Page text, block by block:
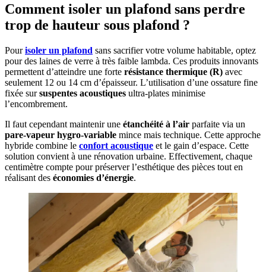
Comment isoler un plafond sans perdre
trop de hauteur sous plafond ?
Pourisoler un plafond sans sacrifier votre volume habitable, optez
pour des laines de verre à très faible lambda. Ces produits innovants
permettent d’atteindre une forte résistance thermique (R) avec
seulement 12 ou 14 cm d’épaisseur. L’utilisation d’une ossature fine
fixée sursuspentes acoustiques ultra-plates minimise
l’encombrement.
Il faut cependant maintenir une étanchéité à l’air parfaite via un
pare-vapeur hygro-variable mince mais technique. Cette approche
hybride combine le confort acoustique et le gain d’espace. Cette
solution convient à une rénovation urbaine. Effectivement, chaque
centimètre compte pour préserver l’esthétique des pièces tout en
réalisant des économies d’énergie.